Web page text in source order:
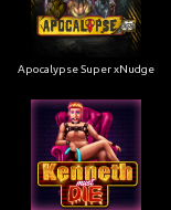
Apocalypse Super xNudge